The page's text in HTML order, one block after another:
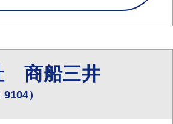
商船三井
）